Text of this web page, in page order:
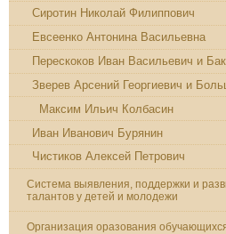
Сиротин Николай Филиппович
Евсеенко Антонина Васильевна
Перескоков Иван Васильевич и
Зверев Арсений Георгиевич и
Максим Ильич Колбасин
Иван Иванович Бурянин
Чистиков Алексей Петрович
Система выявления, поддержки и
талантов у детей и молодежи
Организация оразования